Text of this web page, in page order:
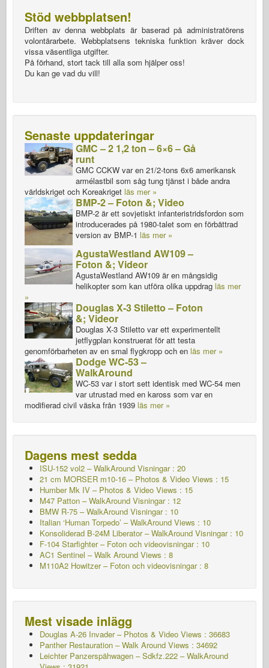
Stöd webbplatsen!
Driften av denna webbplats är baserad på administratörens
volontärarbete. Webbplatsens tekniska funktion kräver dock
vissa väsentliga utgifter.
På förhand, stort tack till alla som hjälper oss!
Du kan ge vad du vill!
Senaste uppdateringar
GMC – 2 1,2 ton – 6×6 – Gå
runt
GMC CCKW var en 21/2-tons 6x6 amerikansk
armélastbil som såg tung tjänst i både andra
världskriget och Koreakriget läs mer »
BMP-2 – Foton &; Video
BMP-2 är ett sovjetiskt infanteristridsfordon som
introducerades på 1980-talet som en förbättrad
version av BMP-1 läs mer »
AgustaWestland AW109 –
Foton &; Videor
AgustaWestland AW109 är en mångsidig
helikopter som kan utföra olika uppdrag läs mer
»
Douglas X-3 Stiletto – Foton
&; Videor
Douglas X-3 Stiletto var ett experimentellt
jetflygplan konstruerat för att testa
genomförbarheten av en smal flygkropp och en läs mer »
Dodge WC-53 –
WalkAround
WC-53 var i stort sett identisk med WC-54 men
var utrustad med en kaross som var en
modifierad civil väska från 1939 läs mer »
Dagens mest sedda
ISU-152 vol2 – WalkAround Visningar : 20
21 cm MORSER m10-16 – Photos & Video Views : 15
Humber Mk IV – Photos & Video Views : 15
M47 Patton – WalkAround Visningar : 12
BMW R-75 – WalkAround Visningar : 10
Italian ‘Human Torpedo’ – WalkAround Views : 10
Konsoliderad B-24M Liberator – WalkAround Visningar : 10
F-104 Starfighter – Foton och videovisningar : 10
AC1 Sentinel – Walk Around Views : 8
M110A2 Howitzer – Foton och videovisningar : 8
Mest visade inlägg
Douglas A-26 Invader – Photos & Video Views : 36683
Panther Restauration – Walk Around Views : 34692
Leichter Panzerspähwagen – Sdkfz.222 – WalkAround